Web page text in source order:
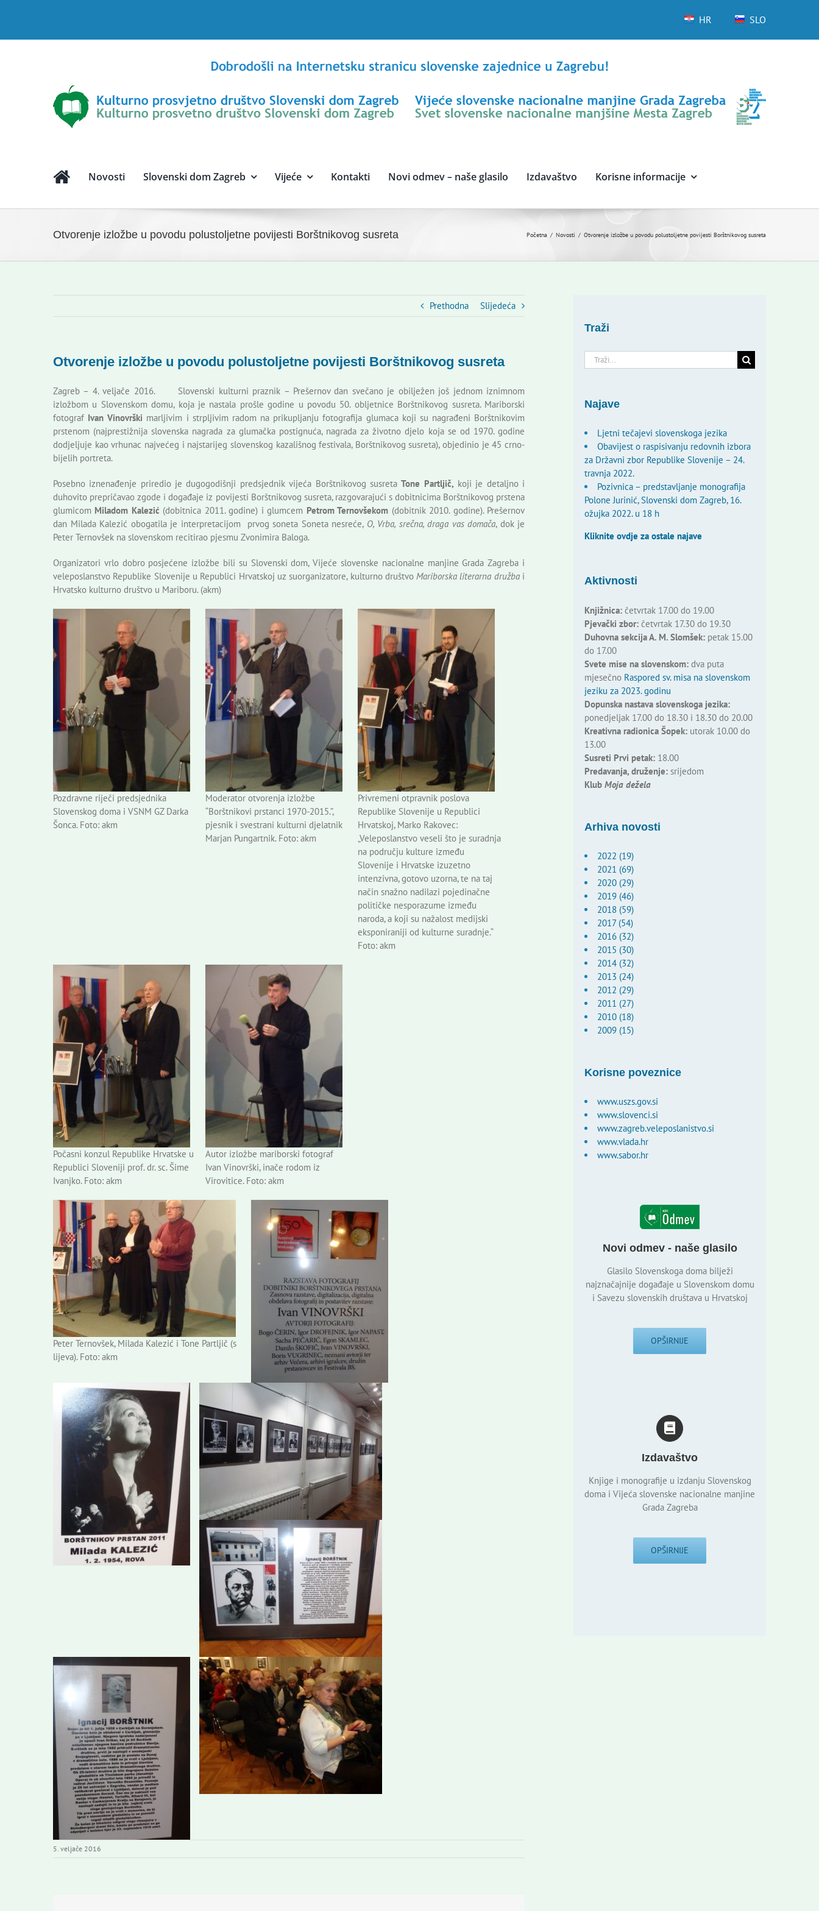
HR SLO
Novosti Slovenski dom Zagreb Vijeće Kontakti Novi odmev – naše glasilo Izdavaštvo Korisne informacije
Otvorenje izložbe u povodu polustoljetne povijesti Borštnikovog susreta Početna Novosti Otvorenje izložbe u povodu polustoljetne povijesti Borštnikovog susreta
Prethodna Slijedeća
Otvorenje izložbe u povodu polustoljetne povijesti Borštnikovog susreta
Zagreb – 4. veljače 2016. Slovenski kulturni praznik – Prešernov dan svečano je obilježen još jednom iznimnom
izložbom u Slovenskom domu, koja je nastala prošle godine u povodu 50. obljetnice Borštnikovog susreta. Mariborski
fotograf Ivan Vinovrški marljivim i strpljivim radom na prikupljanju fotografija glumaca koji su nagrađeni Borštnikovim
prstenom (najprestižnija slovenska nagrada za glumačka postignuća, nagrada za životno djelo koja se od 1970. godine
dodjeljuje kao vrhunac najvećeg i najstarijeg slovenskog kazališnog festivala, Borštnikovog susreta), objedinio je 45 crno-
bijelih portreta.
Posebno iznenađenje priredio je dugogodišnji predsjednik vijeća Borštnikovog susretaTone Partljič, koji je detaljno i
duhovito prepričavao zgode i događaje iz povijesti Borštnikovog susreta, razgovarajući s dobitnicima Borštnikovog prstena
glumicom Miladom Kalezić (dobitnica 2011. godine) i glumcem Petrom Ternovšekom (dobitnik 2010. godine). Prešernov
dan Milada Kalezić obogatila je interpretacijom prvog soneta Soneta nesreće, O, Vrba, srečna, draga vas domača, dok je
Peter Ternovšek na slovenskom recitirao pjesmu Zvonimira Baloga.
Organizatori vrlo dobro posjećene izložbe bili su Slovenski dom, Vijeće slovenske nacionalne manjine Grada Zagreba i
veleposlanstvo Republike Slovenije u Republici Hrvatskoj uz suorganizatore, kulturno društvoMariborska literarna družba i
Hrvatsko kulturno društvo u Mariboru. (akm)
Pozdravne riječi predsjednika
Slovenskog doma i VSNM GZ Darka
Šonca. Foto: akm
Moderator otvorenja izložbe
“Borštnikovi prstanci 1970-2015.”,
pjesnik i svestrani kulturni djelatnik
Marjan Pungartnik. Foto: akm
Privremeni otpravnik poslova
Republike Slovenije u Republici
Hrvatskoj, Marko Rakovec:
„Veleposlanstvo veseli što je suradnja
na području kulture između
Slovenije i Hrvatske izuzetno
intenzivna, gotovo uzorna, te na taj
način snažno nadilazi pojedinačne
političke nesporazume između
naroda, a koji su nažalost medijski
eksponiraniji od kulturne suradnje.“
Foto: akm
Počasni konzul Republike Hrvatske u
Republici Sloveniji prof. dr. sc. Šime
Ivanjko. Foto: akm
Autor izložbe mariborski fotograf
Ivan Vinovrški, inače rodom iz
Virovitice. Foto: akm
Peter Ternovšek, Milada Kalezić i Tone Partljič (s
lijeva). Foto: akm
5. veljače 2016
Traži
Traži...
Najave
Ljetni tečajevi slovenskoga jezika
Obavijest o raspisivanju redovnih izbora
za Državni zbor Republike Slovenije – 24.
travnja 2022.
Pozivnica – predstavljanje monografija
Polone Jurinić, Slovenski dom Zagreb, 16.
ožujka 2022. u 18 h
Kliknite ovdje za ostale najave
Aktivnosti
Knjižnica:četvrtak 17.00 do 19.00
Pjevački zbor:četvrtak 17.30 do 19.30
Duhovna sekcija A. M. Slomšek:petak 15.00
do 17.00
Svete mise na slovenskom:dva puta
mjesečno Raspored sv. misa na slovenskom
jeziku za 2023. godinu
Dopunska nastava slovenskoga jezika:
ponedjeljak 17.00 do 18.30 i 18.30 do 20.00
Kreativna radionica Šopek:utorak 10.00 do
13.00
Susreti Prvi petak:18.00
Predavanja, druženje:srijedom
Klub Moja dežela
Arhiva novosti
2022 (19)
2021 (69)
2020 (29)
2019 (46)
2018 (59)
2017 (54)
2016 (32)
2015 (30)
2014 (32)
2013 (24)
2012 (29)
2011 (27)
2010 (18)
2009 (15)
Korisne poveznice
www.uszs.gov.si
www.slovenci.si
www.zagreb.veleposlanistvo.si
www.vlada.hr
www.sabor.hr
Novi odmev - naše glasilo
Glasilo Slovenskoga doma bilježi
najznačajnije događaje u Slovenskom domu
i Savezu slovenskih društava u Hrvatskoj
OPŠIRNIJE
Izdavaštvo
Knjige i monografije u izdanju Slovenskog
doma i Vijeća slovenske nacionalne manjine
Grada Zagreba
OPŠIRNIJE